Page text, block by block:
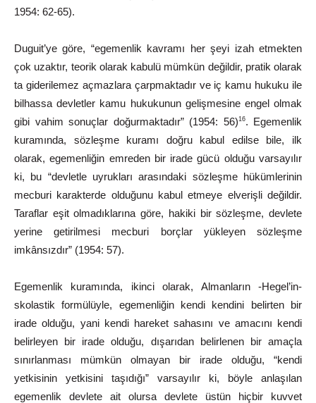
1954: 62-65).
Duguit’ye göre, “egemenlik kavramı her şeyi izah etmekten
çok uzaktır, teorik olarak kabulü mümkün değildir, pratik olarak
ta giderilemez açmazlara çarpmaktadır ve iç kamu hukuku ile
bilhassa devletler kamu hukukunun gelişmesine engel olmak
gibi vahim sonuçlar doğurmaktadır” (1954: 56)16. Egemenlik
kuramında, sözleşme kuramı doğru kabul edilse bile, ilk
olarak, egemenliğin emreden bir irade gücü olduğu varsayılır
ki, bu “devletle uyrukları arasındaki sözleşme hükümlerinin
mecburi karakterde olduğunu kabul etmeye elverişli değildir.
Taraflar eşit olmadıklarına göre, hakiki bir sözleşme, devlete
yerine getirilmesi mecburi borçlar yükleyen sözleşme
imkânsızdır” (1954: 57).
Egemenlik kuramında, ikinci olarak, Almanların -Hegel’in-
skolastik formülüyle, egemenliğin kendi kendini belirten bir
irade olduğu, yani kendi hareket sahasını ve amacını kendi
belirleyen bir irade olduğu, dışarıdan belirlenen bir amaçla
sınırlanması mümkün olmayan bir irade olduğu, “kendi
yetkisinin yetkisini taşıdığı” varsayılır ki, böyle anlaşılan
egemenlik devlete ait olursa devlete üstün hiçbir kuvvet